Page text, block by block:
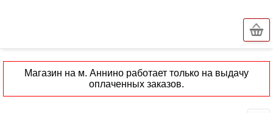
Магазин на м. Аннино работает только на выдачу
оплаченных заказов.